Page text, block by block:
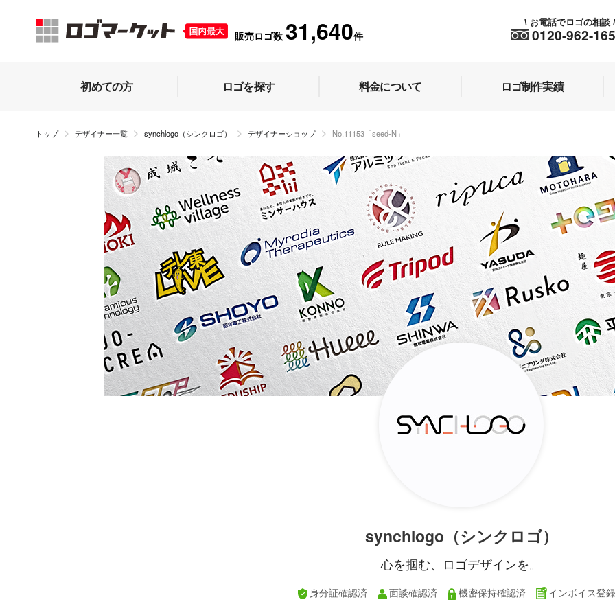
販売ロゴ数 31,640件 0120-962-165
\ お電話でロゴの相談 /
初めての方 ロゴを探す 料金について ロゴ制作実績
トップ デザイナー一覧 synchlogo（シンクロゴ） デザイナーショップ No.11153「seed-N」
synchlogo（シンクロゴ）
心を掴む、ロゴデザインを。
身分証確認済 面談確認済 機密保持確認済 インボイス登